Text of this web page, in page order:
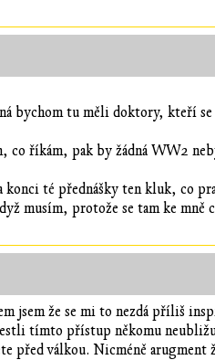
tu měli doktory, kteří se
říkám, pak by žádná WW2
konci té přednášky ten kluk, co
musím, protože se tam ke mně
jsem že se mi to nezdá příliš
tímto přístup někomu
před válkou. Nicméně